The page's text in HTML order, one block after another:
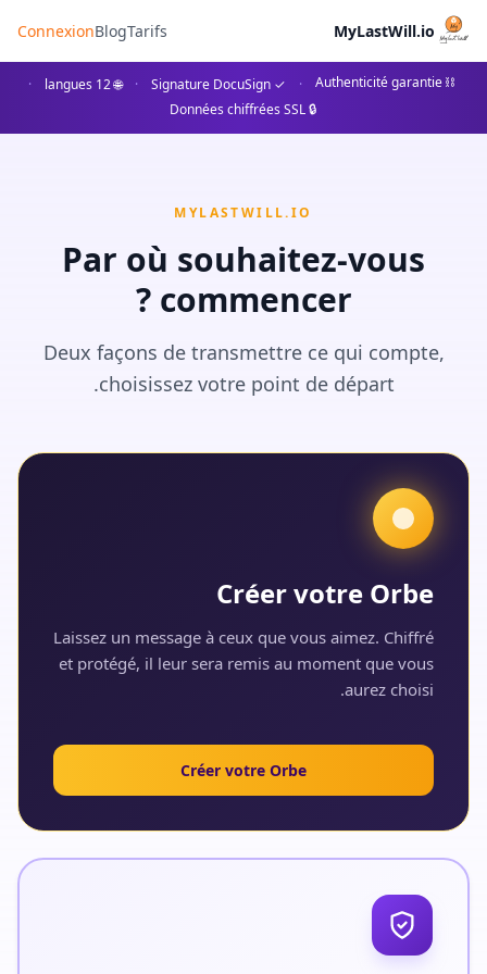
MyLastWill.io
Tarifs
Blog
Connexion
⛓ Authenticité garantie
·
✓ Signature DocuSign
·
🌐 12 langues
·
🔒 Données chiffrées SSL
MYLASTWILL.IO
Par où souhaitez-vous
commencer ?
Deux façons de transmettre ce qui compte,
choisissez votre point de départ.
Créer votre Orbe
Laissez un message à ceux que vous aimez. Chiffré
et protégé, il leur sera remis au moment que vous
aurez choisi.
Créer votre Orbe